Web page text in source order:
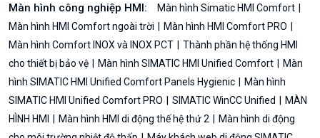
Màn hình công nghiệp HMI:
Màn hình Simatic HMI Comfort
Màn hình HMI Comfort ngoài trời
Màn hình HMI Comfort PRO
Màn hình Comfort INOX và INOX PCT
Thành phần hệ thống HMI
cho thiết bị bảo vệ
Màn hình SIMATIC HMI Unified Comfort
Màn
hình SIMATIC HMI Unified Comfort Panels Hygienic
Màn hình
SIMATIC HMI Unified Comfort PRO
SIMATIC WinCC Unified
MÀN
HÌNH HMI
Màn hình HMI di động thế hệ thứ 2
Màn hình di động